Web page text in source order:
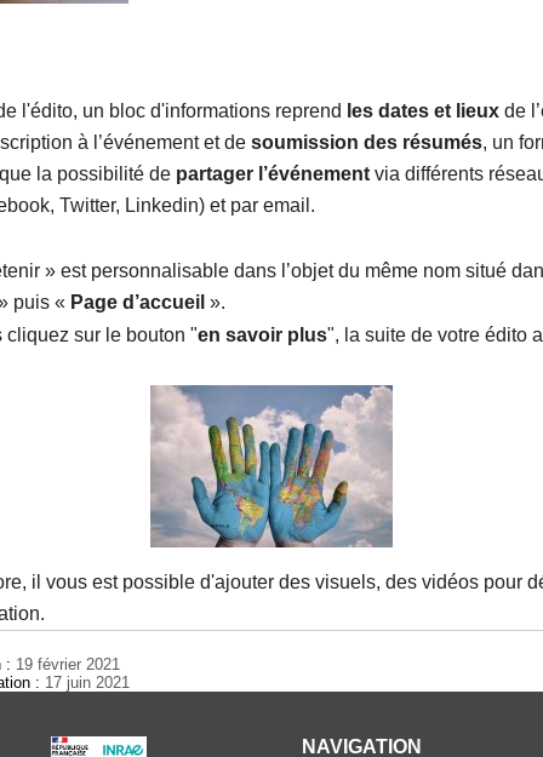
l'édito, un bloc d'informations reprend les dates et lieux de
à l’événement et desoumission des résumés, un
la possibilité de partager l’événement via différents
Twitter, Linkedin) et par email.
» est personnalisable dans l’objet du même nom situé
puis « Page d’accueil ».
cliquez sur le bouton "en savoir plus", la suite de votre édito
il vous est possible d'ajouter des visuels, des vidéos pour
: 19 février 2021
: 17 juin 2021
NAVIGATION